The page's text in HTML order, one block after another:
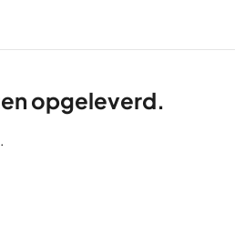
opgeleverd.